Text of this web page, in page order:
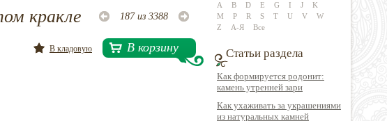
кракле 187 из 3388
В корзину
В кладовую
A B D E G I J
K
M
P R S T U V
W
Z
А-Я Все
Статьи раздела
Как формируется родонит:
камень утренней зари
Как ухаживать за украшениями
из натуральных камней